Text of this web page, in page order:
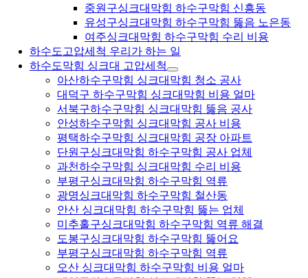
중원구싱크대막힘 하수구막힘 신흥동
유성구싱크대막힘 하수구막힘 뚫음 노은동
여주싱크대막힘 하수구막힘 수리 비용
하수도고압세척 우리가 하는 일
하수도막힘 싱크대 고압세척
아산하수구막힘 싱크대막힘 청소 공사
대덕구 하수구막힘 싱크대막힘 비용 얼마
서북구하수구막힘 싱크대막힘 뚫음 공사
안성하수구막힘 싱크대막힘 공사 비용
평택하수구막힘 싱크대막힘 공장 아파트
단원구싱크대막힘 하수구막힘 공사 업체
과천하수구막힘 싱크대막힘 수리 비용
부평구싱크대막힘 하수구막힘 역류
광명싱크대막힘 하수구막힘 철산동
안산 싱크대막힘 하수구막힘 뚫는 업체
미추홀구싱크대막힘 하수구막힘 역류 해결
도봉구싱크대막힘 하수구막힘 뚫어요
부평구싱크대막힘 하수구막힘 역류
오산 싱크대막힘 하수구막힘 비용 얼마